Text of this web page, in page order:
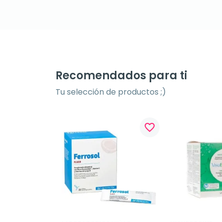
Recomendados para ti
Tu selección de productos ;)
favorite_border